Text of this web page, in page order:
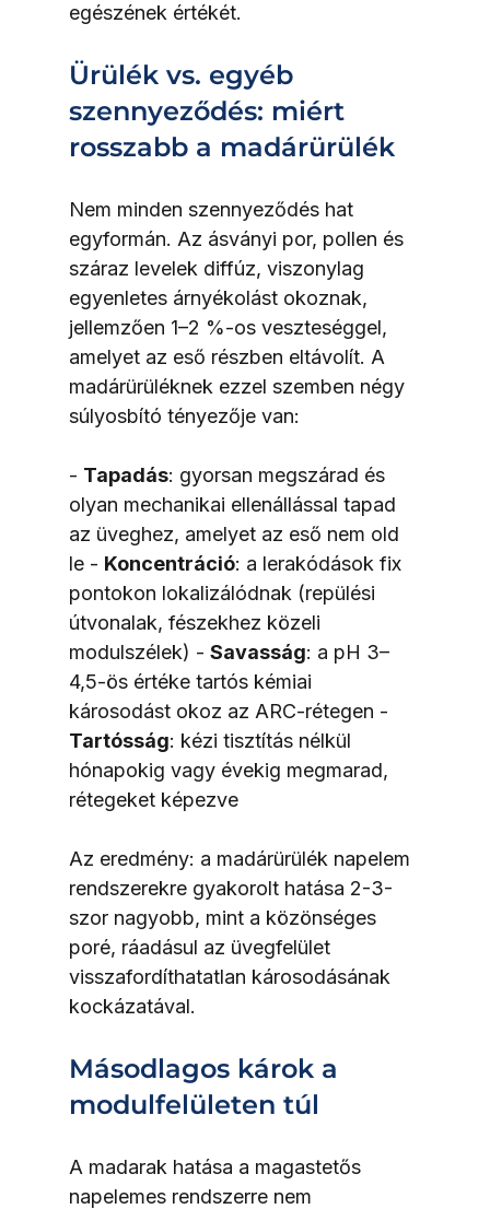
egészének értékét.
Ürülék vs. egyéb
szennyeződés: miért
rosszabb a madárürülék
Nem minden szennyeződés hat
egyformán. Az ásványi por, pollen és
száraz levelek diffúz, viszonylag
egyenletes árnyékolást okoznak,
jellemzően 1–2 %-os veszteséggel,
amelyet az eső részben eltávolít. A
madárürüléknek ezzel szemben négy
súlyosbító tényezője van:
- Tapadás: gyorsan megszárad és
olyan mechanikai ellenállással tapad
az üveghez, amelyet az eső nem old
le - Koncentráció: a lerakódások fix
pontokon lokalizálódnak (repülési
útvonalak, fészekhez közeli
modulszélek) - Savasság: a pH 3–
4,5-ös értéke tartós kémiai
károsodást okoz az ARC-rétegen -
Tartósság: kézi tisztítás nélkül
hónapokig vagy évekig megmarad,
rétegeket képezve
Az eredmény: a madárürülék napelem
rendszerekre gyakorolt hatása 2-3-
szor nagyobb, mint a közönséges
poré, ráadásul az üvegfelület
visszafordíthatatlan károsodásának
kockázatával.
Másodlagos károk a
modulfelületen túl
A madarak hatása a magastetős
napelemes rendszerre nem